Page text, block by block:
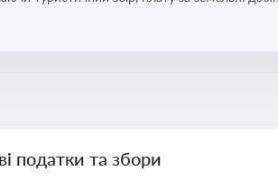
податки та збори